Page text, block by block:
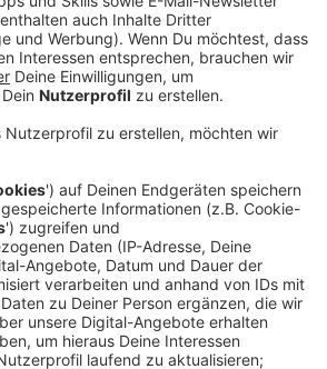
25.01.2024 06:18
"Für alle, aber gegen Hass
möchte die Fortuna in
der Mahn- und Gedenkstätte
setzen. Deshalb sind mehrere
Beispiel werden in der
Arena einige Sitze leer
die Fortuna zwölf
im Holocaust verschleppt und